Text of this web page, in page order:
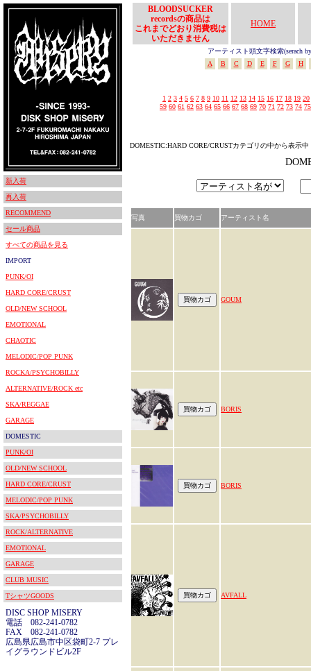
新入荷
再入荷
RECOMMEND
セール商品
すべての商品を見る
IMPORT
PUNK/OI
HARD CORE/CRUST
OLD/NEW SCHOOL
EMOTIONAL
CHAOTIC
MELODIC/POP PUNK
ROCKA/PSYCHOBILLY
ALTERNATIVE/ROCK etc
SKA/REGGAE
GARAGE
DOMESTIC
PUNK/OI
OLD/NEW SCHOOL
HARD CORE/CRUST
MELODIC/POP PUNK
SKA/PSYCHOBILLY
ROCK/ALTERNATIVE
EMOTIONAL
GARAGE
CLUB MUSIC
TシャツGOODS
DISC SHOP MISERY
電話 082-241-0782
FAX 082-241-0782
広島県広島市中区袋町2-7 プレ
イグラウンドビル2F
BLOODSUCKER
recordsの商品は
これまでどおり消費税は
いただきません
HOME
アーティスト頭文字検索(serach
A
B C D E F G H
1 2 3 4 5 6 7 8 9 10 11 12 13 14 15 16 17 18 19 20
59 60 61 62 63 64 65 66 67 68 69 70 71 72 73 74 75
DOMESTIC:HARD CORE/CRUSTカテゴリの中から表示中
写真 買物カゴ アーティスト名
GOUM
BORIS
BORIS
AVFALL